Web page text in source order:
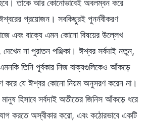
তাকে আর কোনোভাবেই অবলম্বন করে
প্রয়োজন। সবকিছুরই পুনর্নবীকরণ
এবং বাক্যে এমন কোনো বিষয়ের উল্লেখ
না পুরাতন পঞ্জিকা। ঈশ্বর সর্বদাই নতুন,
তিনি পূর্বকার নিজ বাক্যগুলিকেও আঁকড়ে
করে যে ঈশ্বর কোনো নিয়ম অনুসরণ করেন না।
হিসাবে সর্বদাই অতীতের জিনিস আঁকড়ে ধরে
করতে অস্বীকার করো, এবং কঠোরভাবে একটি